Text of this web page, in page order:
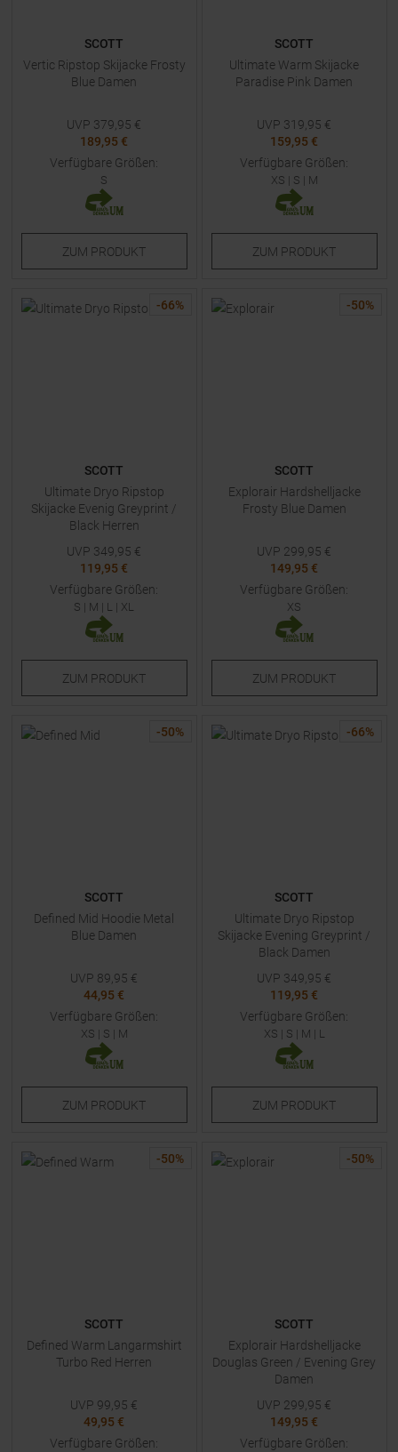
SCOTT
Vertic Ripstop Skijacke Frosty
Blue Damen
UVP 379,95 €
189,95 €
Verfügbare Größen:
S
ZUM PRODUKT
SCOTT
Ultimate Warm Skijacke
Paradise Pink Damen
UVP 319,95 €
159,95 €
Verfügbare Größen:
XS | S | M
ZUM PRODUKT
-66%
SCOTT
Ultimate Dryo Ripstop
Skijacke Evenig Greyprint /
Black Herren
UVP 349,95 €
119,95 €
Verfügbare Größen:
S | M | L | XL
ZUM PRODUKT
-50%
SCOTT
Explorair Hardshelljacke
Frosty Blue Damen
UVP 299,95 €
149,95 €
Verfügbare Größen:
XS
ZUM PRODUKT
-50%
SCOTT
Defined Mid Hoodie Metal
Blue Damen
UVP 89,95 €
44,95 €
Verfügbare Größen:
XS | S | M
ZUM PRODUKT
-66%
SCOTT
Ultimate Dryo Ripstop
Skijacke Evening Greyprint /
Black Damen
UVP 349,95 €
119,95 €
Verfügbare Größen:
XS | S | M | L
ZUM PRODUKT
-50%
SCOTT
Defined Warm Langarmshirt
Turbo Red Herren
UVP 99,95 €
49,95 €
Verfügbare Größen:
-50%
SCOTT
Explorair Hardshelljacke
Douglas Green / Evening Grey
Damen
UVP 299,95 €
149,95 €
Verfügbare Größen: